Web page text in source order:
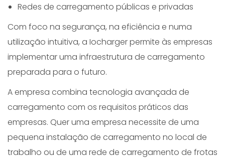
Redes de carregamento públicas e privadas
Com foco na segurança, na eficiência e numa
utilização intuitiva, a Iocharger permite às empresas
implementar uma infraestrutura de carregamento
preparada para o futuro.
A empresa combina tecnologia avançada de
carregamento com os requisitos práticos das
empresas. Quer uma empresa necessite de uma
pequena instalação de carregamento no local de
trabalho ou de uma rede de carregamento de frotas